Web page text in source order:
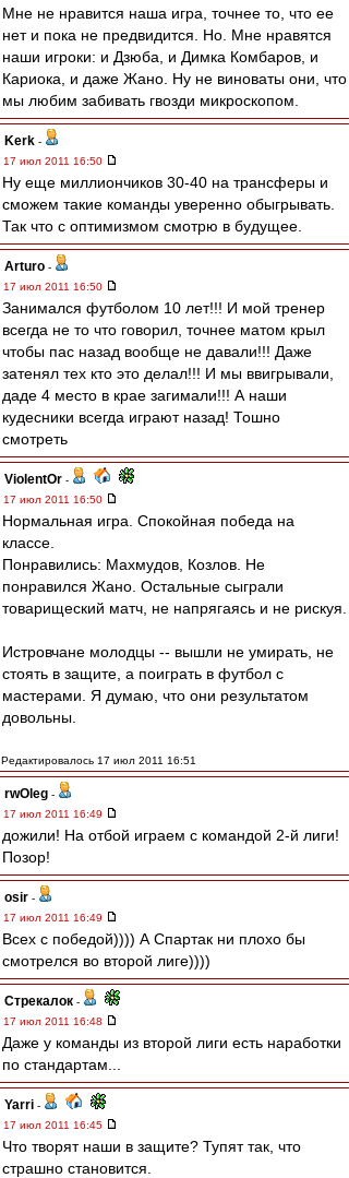
Мне не нравится наша игра, точнее то, что ее
нет и пока не предвидится. Но. Мне нравятся
наши игроки: и Дзюба, и Димка Комбаров, и
Кариока, и даже Жано. Ну не виноваты они, что
мы любим забивать гвозди микроскопом.
Kerk -
17 июл 2011 16:50
Ну еще миллиончиков 30-40 на трансферы и
сможем такие команды уверенно обыгрывать.
Так что с оптимизмом смотрю в будущее.
Arturo -
17 июл 2011 16:50
Занимался футболом 10 лет!!! И мой тренер
всегда не то что говорил, точнее матом крыл
чтобы пас назад вообще не давали!!! Даже
затенял тех кто это делал!!! И мы ввигрывали,
даде 4 место в крае загимали!!! А наши
кудесники всегда играют назад! Тошно
смотреть
ViolentOr -
17 июл 2011 16:50
Нормальная игра. Спокойная победа на
классе.
Понравились: Махмудов, Козлов. Не
понравился Жано. Остальные сыграли
товарищеский матч, не напрягаясь и не рискуя.
Истровчане молодцы -- вышли не умирать, не
стоять в защите, а поиграть в футбол с
мастерами. Я думаю, что они результатом
довольны.
Редактировалось 17 июл 2011 16:51
rwOleg -
17 июл 2011 16:49
дожили! На отбой играем с командой 2-й лиги!
Позор!
osir -
17 июл 2011 16:49
Всех с победой)))) А Спартак ни плохо бы
смотрелся во второй лиге))))
Стрекалок -
17 июл 2011 16:48
Даже у команды из второй лиги есть наработки
по стандартам...
Yarri -
17 июл 2011 16:45
Что творят наши в защите? Тупят так, что
страшно становится.